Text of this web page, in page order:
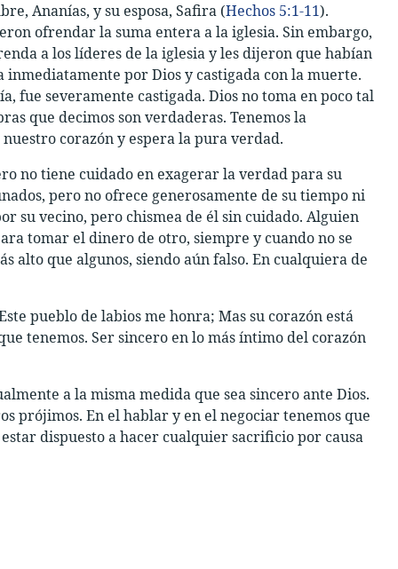
Ananías, y su esposa, Safira (Hechos 5:1-11).
ofrendar la suma entera a la iglesia. Sin embargo,
a los líderes de la iglesia y les dijeron que habían
por Dios y castigada con la muerte.
fue severamente castigada. Dios no toma en poco tal
que decimos son verdaderas. Tenemos la
corazón y espera la pura verdad.
no tiene cuidado en exagerar la verdad para su
pero no ofrece generosamente de su tiempo ni
su vecino, pero chismea de él sin cuidado. Alguien
tomar el dinero de otro, siempre y cuando no se
alto que algunos, siendo aún falso. En cualquiera de
pueblo de labios me honra; Mas su corazón está
tenemos. Ser sincero en lo más íntimo del corazón
a la misma medida que sea sincero ante Dios.
prójimos. En el hablar y en el negociar tenemos que
dispuesto a hacer cualquier sacrificio por causa